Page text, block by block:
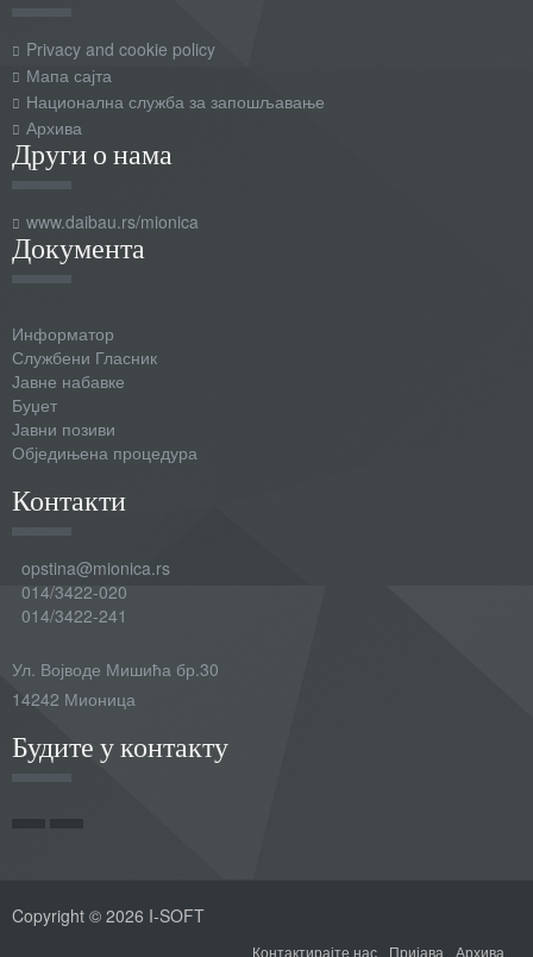
Privacy and cookie policy
Мапа сајта
Национална служба за запошљавање
Архива
Други о нама
www.daibau.rs/mionica
Документа
Информатор
Службени Гласник
Јавне набавке
Буџет
Јавни позиви
Обједињена процедура
Контакти
opstina@mionica.rs
014/3422-020
014/3422-241
Ул. Војводе Мишића бр.30
14242 Мионица
Будите у контакту
Copyright © 2026 I-SOFT
Контактирајте нас Пријава Архива